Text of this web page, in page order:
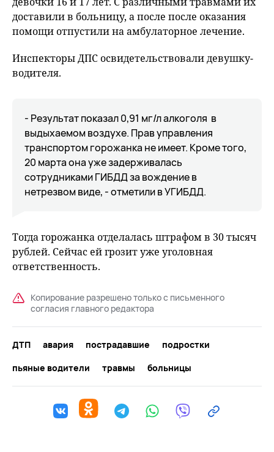
доставили в больницу, а после после оказания
помощи отпустили на амбулаторное лечение.
Инспекторы ДПС освидетельствовали девушку-
водителя.
- Результат показал 0,91 мг/л алкоголя в
выдыхаемом воздухе. Прав управления
транспортом горожанка не имеет. Кроме того,
20 марта она уже задерживалась
сотрудниками ГИБДД за вождение в
нетрезвом виде, - отметили в УГИБДД.
Тогда горожанка отделалась штрафом в 30 тысяч
рублей. Сейчас ей грозит уже уголовная
ответственность.
Копирование разрешено только с письменного
согласия главного редактора
ДТП авария пострадавшие
подростки
пьяные водители
травмы больницы